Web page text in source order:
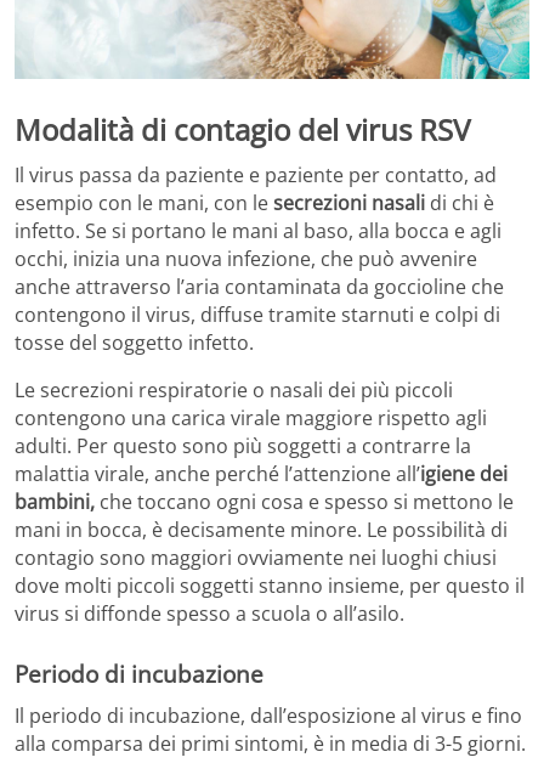
Modalità di contagio del virus RSV
Il virus passa da paziente e paziente per contatto, ad
esempio con le mani, con lesecrezioni nasali di chi è
infetto. Se si portano le mani al baso, alla bocca e agli
occhi, inizia una nuova infezione, che può avvenire
anche attraverso l’aria contaminata da goccioline che
contengono il virus, diffuse tramite starnuti e colpi di
tosse del soggetto infetto.
Le secrezioni respiratorie o nasali dei più piccoli
contengono una carica virale maggiore rispetto agli
adulti. Per questo sono più soggetti a contrarre la
malattia virale, anche perché l’attenzione all’igiene dei
bambini, che toccano ogni cosa e spesso si mettono le
mani in bocca, è decisamente minore. Le possibilità di
contagio sono maggiori ovviamente nei luoghi chiusi
dove molti piccoli soggetti stanno insieme, per questo il
virus si diffonde spesso a scuola o all’asilo.
Periodo di incubazione
Il periodo di incubazione, dall’esposizione al virus e fino
alla comparsa dei primi sintomi, è in media di 3-5 giorni.